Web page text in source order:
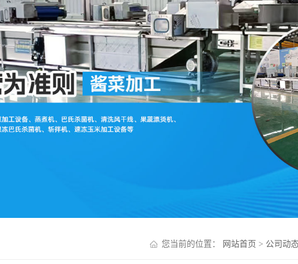
您当前的位置： 网站首页 > 公司动